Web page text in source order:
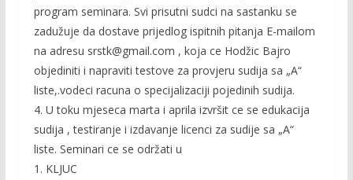
program seminara. Svi prisutni sudci na sastanku se
zadužuje da dostave prijedlog ispitnih pitanja E-mailom
na adresu srstk@gmail.com , koja ce Hodžic Bajro
objediniti i napraviti testove za provjeru sudija sa „A“
liste,.vodeci racuna o specijalizaciji pojedinih sudija.
4. U toku mjeseca marta i aprila izvršit ce se edukacija
sudija , testiranje i izdavanje licenci za sudije sa „A“
liste. Seminari ce se održati u
1. KLJUC